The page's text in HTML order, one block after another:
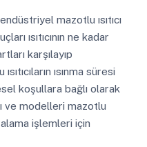
mazotlu ısıtıcı
ısıtıcının ne kadar
karşılayıp
ısınma süresi
koşullara bağlı olarak
ve modelleri mazotlu
işlemleri için